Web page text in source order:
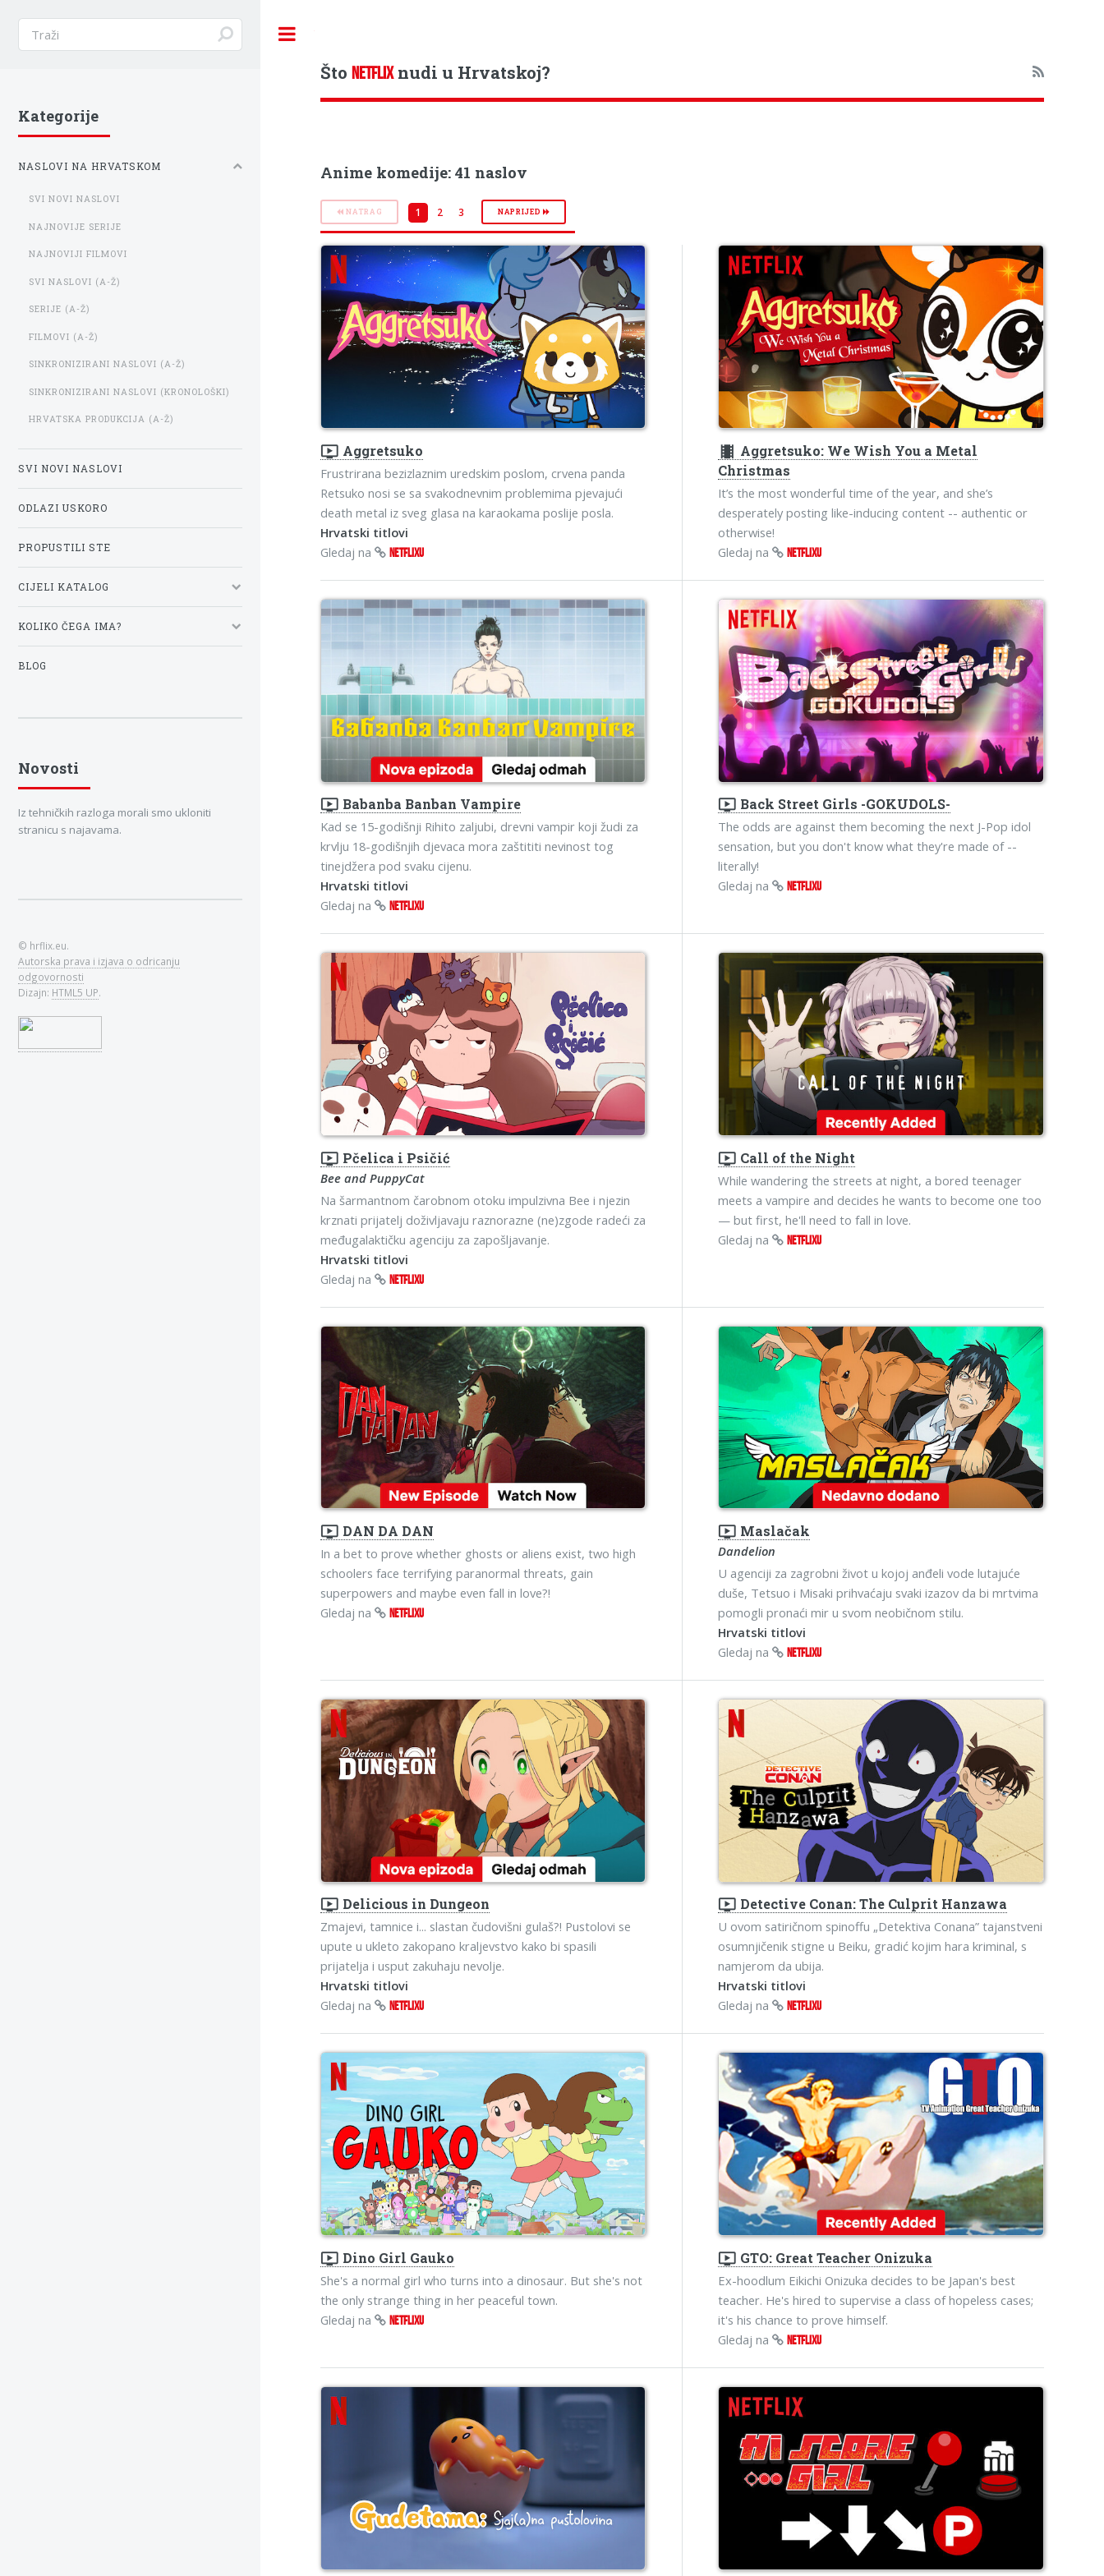
ŠtoNETFLIXnudi u Hrvatskoj?
Anime komedije: 41 naslov
NATRAG 1 2 3 NAPRIJED
ondemand_video Aggretsuko
Frustrirana bezizlaznim uredskim poslom, crvena panda
Retsuko nosi se sa svakodnevnim problemima pjevajući
death metal iz sveg glasa na karaokama poslije posla.
Hrvatski titlovi
Gledaj na
NETFLIXU
theaters Aggretsuko: We Wish You a Metal
Christmas
It’s the most wonderful time of the year, and she’s
desperately posting like-inducing content -- authentic or
otherwise!
Gledaj na
NETFLIXU
ondemand_video Babanba Banban Vampire
Kad se 15-godišnji Rihito zaljubi, drevni vampir koji žudi za
krvlju 18-godišnjih djevaca mora zaštititi nevinost tog
tinejdžera pod svaku cijenu.
Hrvatski titlovi
Gledaj na
NETFLIXU
ondemand_video Back Street Girls -GOKUDOLS-
The odds are against them becoming the next J-Pop idol
sensation, but you don't know what they're made of --
literally!
Gledaj na
NETFLIXU
ondemand_video Pčelica i Psičić
Bee and PuppyCat
Na šarmantnom čarobnom otoku impulzivna Bee i njezin
krznati prijatelj doživljavaju raznorazne (ne)zgode radeći za
međugalaktičku agenciju za zapošljavanje.
Hrvatski titlovi
Gledaj na
NETFLIXU
ondemand_video Call of the Night
While wandering the streets at night, a bored teenager
meets a vampire and decides he wants to become one too
— but first, he'll need to fall in love.
Gledaj na
NETFLIXU
ondemand_video DAN DA DAN
In a bet to prove whether ghosts or aliens exist, two high
schoolers face terrifying paranormal threats, gain
superpowers and maybe even fall in love?!
Gledaj na
NETFLIXU
ondemand_video Maslačak
Dandelion
U agenciji za zagrobni život u kojoj anđeli vode lutajuće
duše, Tetsuo i Misaki prihvaćaju svaki izazov da bi mrtvima
pomogli pronaći mir u svom neobičnom stilu.
Hrvatski titlovi
Gledaj na
NETFLIXU
ondemand_video Delicious in Dungeon
Zmajevi, tamnice i... slastan čudovišni gulaš?! Pustolovi se
upute u ukleto zakopano kraljevstvo kako bi spasili
prijatelja i usput zakuhaju nevolje.
Hrvatski titlovi
Gledaj na
NETFLIXU
ondemand_video Detective Conan: The Culprit Hanzawa
U ovom satiričnom spinoffu „Detektiva Conana” tajanstveni
osumnjičenik stigne u Beiku, gradić kojim hara kriminal, s
namjerom da ubija.
Hrvatski titlovi
Gledaj na
NETFLIXU
ondemand_video Dino Girl Gauko
She's a normal girl who turns into a dinosaur. But she's not
the only strange thing in her peaceful town.
Gledaj na
NETFLIXU
ondemand_video GTO: Great Teacher Onizuka
Ex-hoodlum Eikichi Onizuka decides to be Japan's best
teacher. He's hired to supervise a class of hopeless cases;
it's his chance to prove himself.
Gledaj na
NETFLIXU
Kategorije
NASLOVI NA HRVATSKOM
SVI NOVI NASLOVI
NAJNOVIJE SERIJE
NAJNOVIJI FILMOVI
SVI NASLOVI (A-Ž)
SERIJE (A-Ž)
FILMOVI (A-Ž)
SINKRONIZIRANI NASLOVI (A-Ž)
SINKRONIZIRANI NASLOVI (KRONOLOŠKI)
HRVATSKA PRODUKCIJA (A-Ž)
SVI NOVI NASLOVI
ODLAZI USKORO
PROPUSTILI STE
CIJELI KATALOG
KOLIKO ČEGA IMA?
BLOG
Novosti
Iz tehničkih razloga morali smo ukloniti
stranicu s najavama.
© hrflix.eu.
Autorska prava i izjava o odricanju
odgovornosti
Dizajn: HTML5 UP.
Toggle